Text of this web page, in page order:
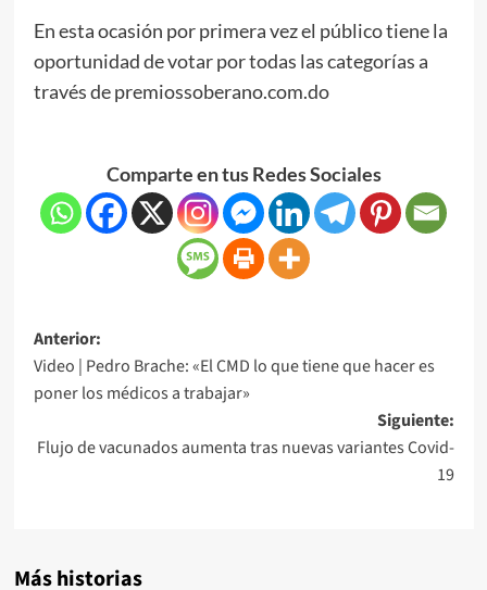
En esta ocasión por primera vez el público tiene la
oportunidad de votar por todas las categorías a
través de premiossoberano.com.do
Comparte en tus Redes Sociales
Anterior:
Video | Pedro Brache: «El CMD lo que tiene que hacer es
poner los médicos a trabajar»
Siguiente:
Flujo de vacunados aumenta tras nuevas variantes Covid-
19
Más historias